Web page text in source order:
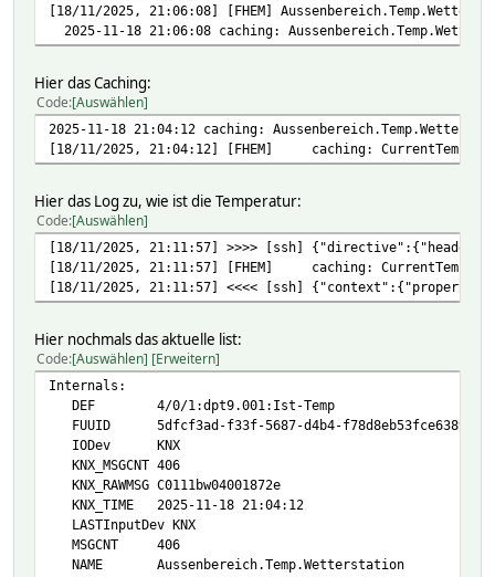
[18/11/2025, 21:06:08] [FHEM]
2025-11-18 21:06:08 caching:
Hier das Caching:
Code Auswählen
2025-11-18 21:04:12 caching:
[18/11/2025, 21:04:12] [FHEM] caching:
Hier das Log zu, wie ist die Temperatur:
Code Auswählen
[18/11/2025, 21:11:57] >>>> [ssh]
[18/11/2025, 21:11:57] [FHEM] caching:
[18/11/2025, 21:11:57] <<<< [ssh]
Hier nochmals das aktuelle list:
Code Auswählen Erweitern
Internals:
DEF 4/0/1:dpt9.001:Ist-Temp
FUUID 5dfcf3ad-f33f-5687-d4b4-f78d8eb53fce6389
IODev KNX
KNX_MSGCNT 406
KNX_RAWMSG C0111bw04001872e
KNX_TIME 2025-11-18 21:04:12
LASTInputDev KNX
MSGCNT 406
NAME Aussenbereich.Temp.Wetterstation